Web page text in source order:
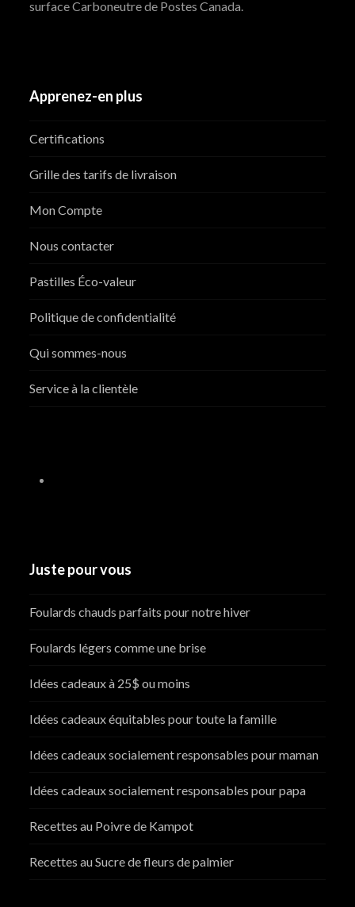
surface Carboneutre de Postes Canada.
Apprenez-en plus
Certifications
Grille des tarifs de livraison
Mon Compte
Nous contacter
Pastilles Éco-valeur
Politique de confidentialité
Qui sommes-nous
Service à la clientèle
Juste pour vous
Foulards chauds parfaits pour notre hiver
Foulards légers comme une brise
Idées cadeaux à 25$ ou moins
Idées cadeaux équitables pour toute la famille
Idées cadeaux socialement responsables pour maman
Idées cadeaux socialement responsables pour papa
Recettes au Poivre de Kampot
Recettes au Sucre de fleurs de palmier